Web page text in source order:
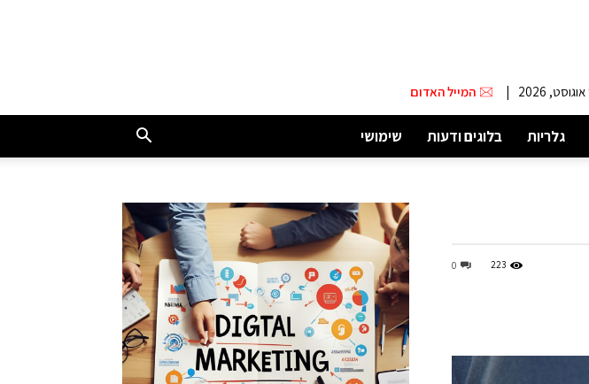
| המייל האדום
גלריות בלוגים ודעות שימושי
0 223